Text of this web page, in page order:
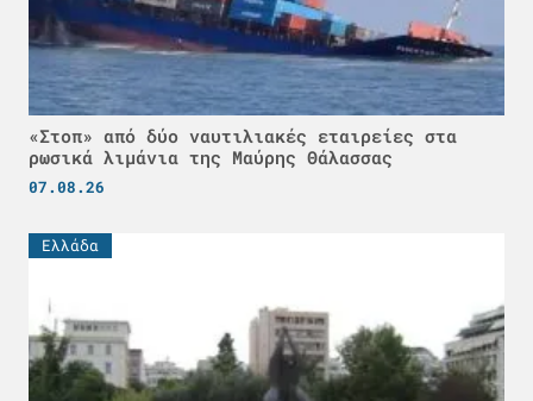
«Στοπ» από δύο ναυτιλιακές εταιρείες στα
ρωσικά λιμάνια της Μαύρης Θάλασσας
07.08.26
Ελλάδα